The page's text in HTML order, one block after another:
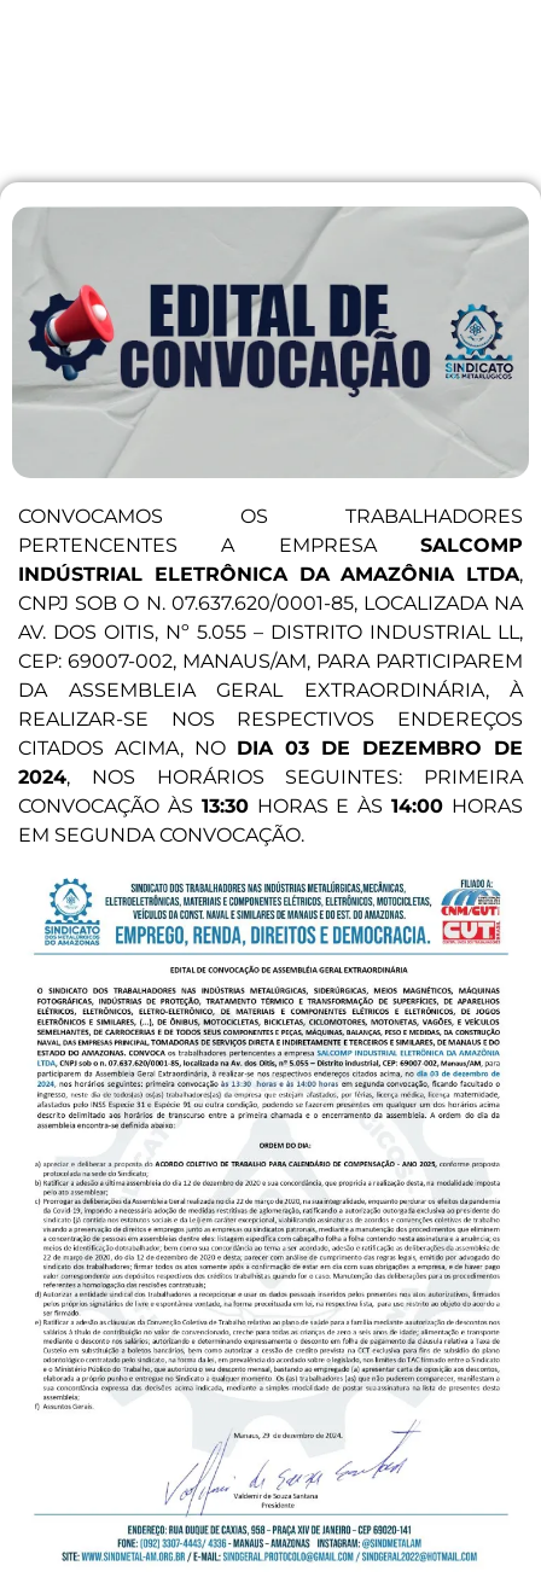
CONVOCAMOS OS TRABALHADORES
PERTENCENTES A EMPRESA SALCOMP
INDÚSTRIAL ELETRÔNICA DA AMAZÔNIA LTDA,
CNPJ SOB O N. 07.637.620/0001-85, LOCALIZADA NA
AV. DOS OITIS, Nº 5.055 – DISTRITO INDUSTRIAL LL,
CEP: 69007-002, MANAUS/AM, PARA PARTICIPAREM
DA ASSEMBLEIA GERAL EXTRAORDINÁRIA, À
REALIZAR-SE NOS RESPECTIVOS ENDEREÇOS
CITADOS ACIMA, NO DIA 03 DE DEZEMBRO DE
2024, NOS HORÁRIOS SEGUINTES: PRIMEIRA
CONVOCAÇÃO ÀS 13:30HORAS E ÀS14:00 HORAS
EM SEGUNDA CONVOCAÇÃO.